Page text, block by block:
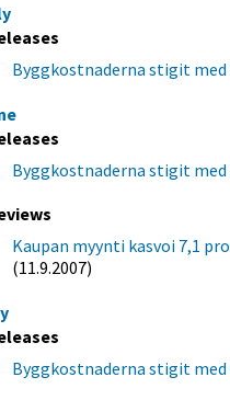
Byggkostnaderna stigit med
Byggkostnaderna stigit med
Kaupan myynti kasvoi 7,1
(11.9.2007)
Byggkostnaderna stigit med